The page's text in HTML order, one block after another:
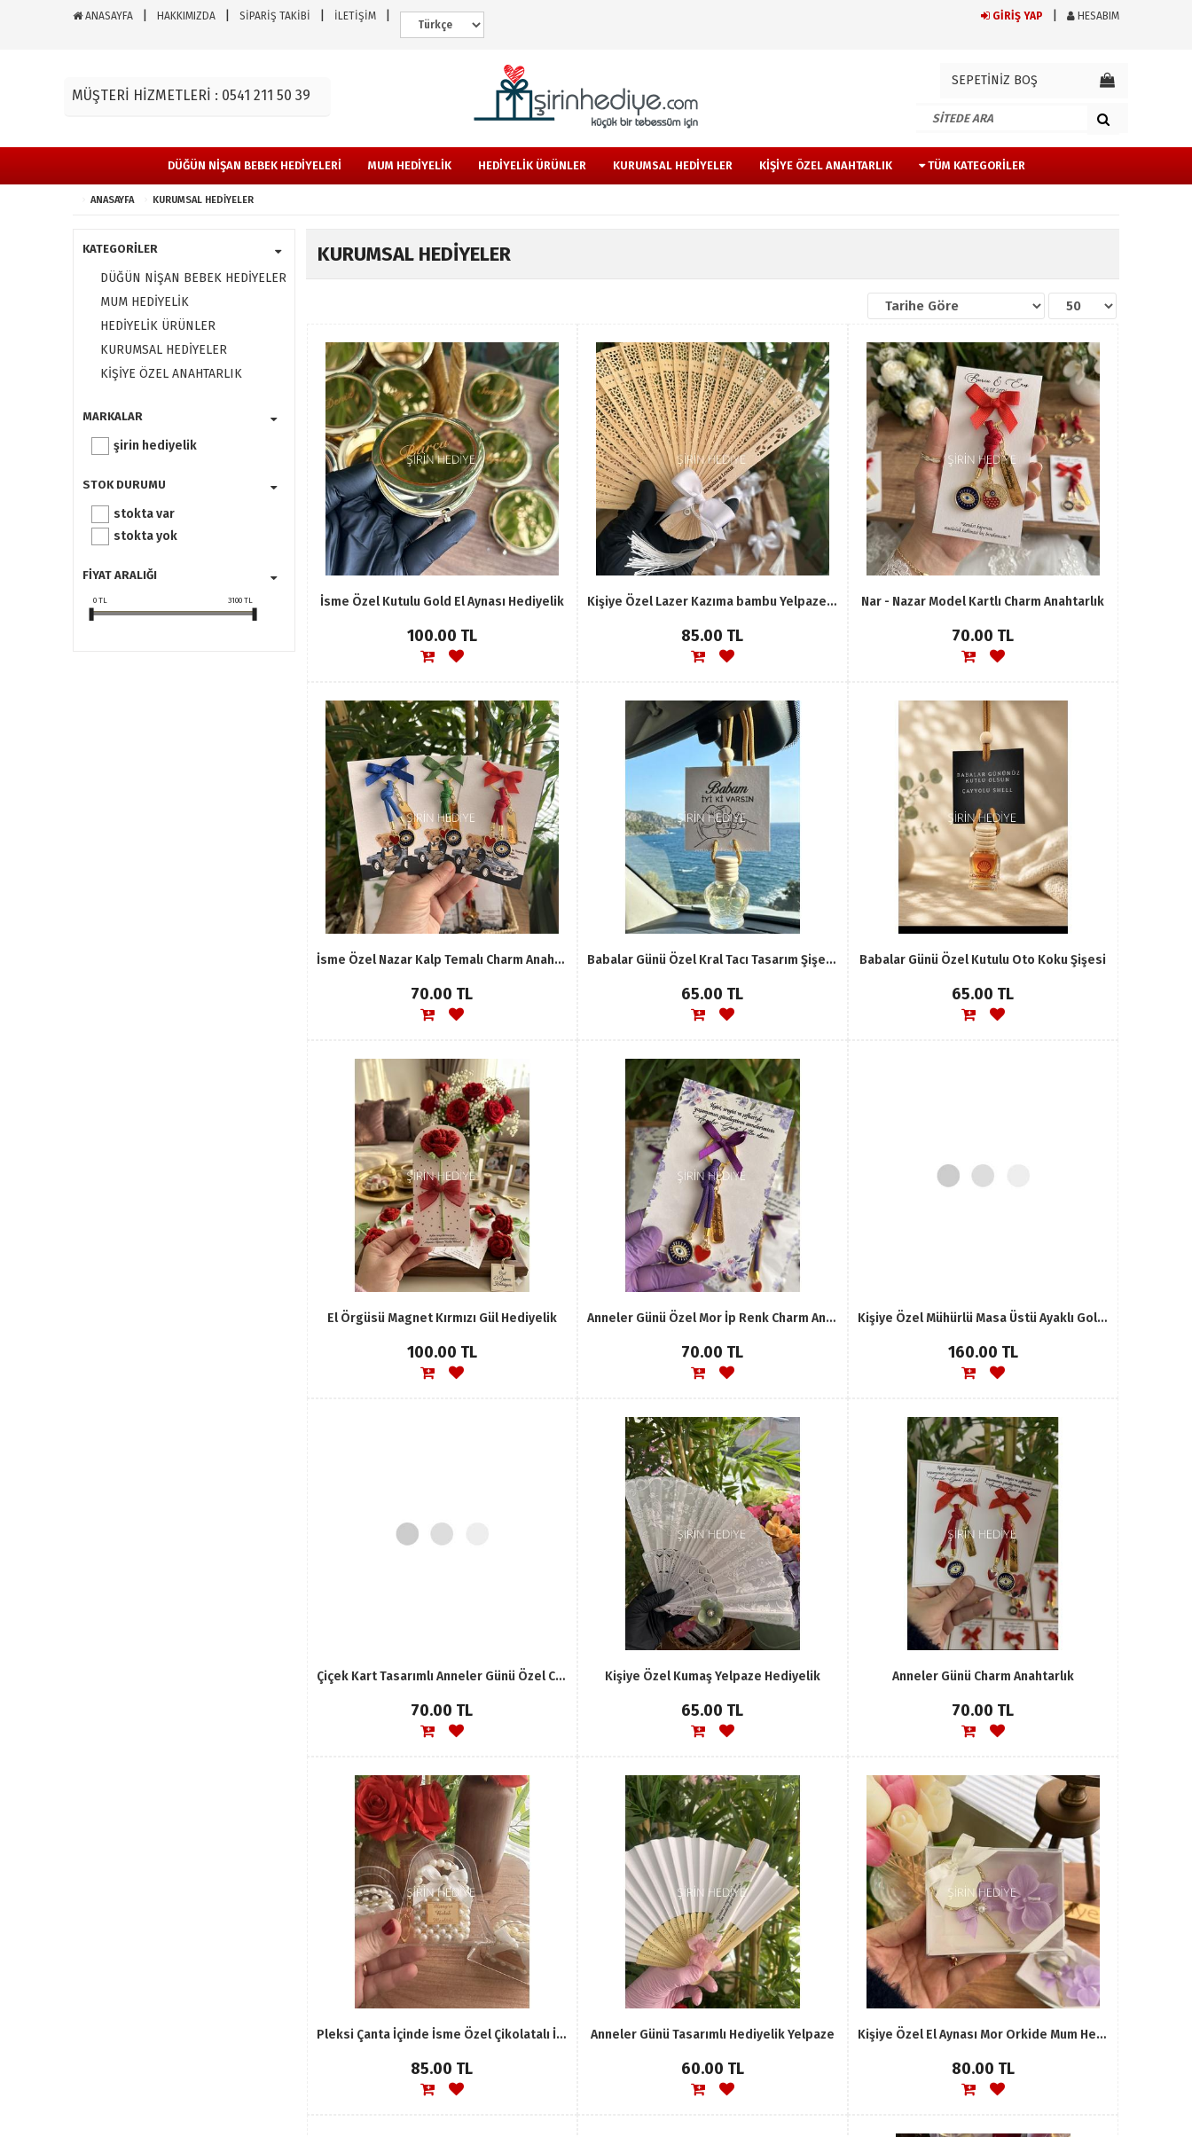
ANASAYFA HAKKIMIZDA SİPARİŞ TAKİBİ İLETİŞİM GİRİŞ YAP HESABIM
MÜŞTERİ HİZMETLERİ : 0541 211 50 39
SEPETİNİZ BOŞ
DÜĞÜN NİŞAN BEBEK HEDİYELERİ MUM HEDİYELİK HEDİYELİK ÜRÜNLER KURUMSAL HEDİYELER KİŞİYE ÖZEL ANAHTARLIK TÜM KATEGORILER
ANASAYFA KURUMSAL HEDİYELER
KATEGORİLER
DÜĞÜN NİŞAN BEBEK HEDİYELERİ
MUM HEDİYELİK
HEDİYELİK ÜRÜNLER
KURUMSAL HEDİYELER
KİŞİYE ÖZEL ANAHTARLIK
MARKALAR
şirin hediyelik
STOK DURUMU
stokta var
stokta yok
FIYAT ARALIĞI
0 TL 3100TL
KURUMSAL HEDİYELER
İsme Özel Kutulu Gold El Aynası Hediyelik
100.00 TL
Kişiye Özel Lazer Kazıma bambu Yelpaze Hediyelik
85.00 TL
Nar - Nazar Model Kartlı Charm Anahtarlık
70.00 TL
İsme Özel Nazar Kalp Temalı Charm Anahtarlık (Ayıcık Tasarım)
70.00 TL
Babalar Günü Özel Kral Tacı Tasarım Şişede Oto Kokusu
65.00 TL
Babalar Günü Özel Kutulu Oto Koku Şişesi
65.00 TL
El Örgüsü Magnet Kırmızı Gül Hediyelik
100.00 TL
Anneler Günü Özel Mor İp Renk Charm Anahtarlık
70.00 TL
Kişiye Özel Mühürlü Masa Üstü Ayaklı Gold Ayna
160.00 TL
Çiçek Kart Tasarımlı Anneler Günü Özel Charm Anahtarlık
70.00 TL
Kişiye Özel Kumaş Yelpaze Hediyelik
65.00 TL
Anneler Günü Charm Anahtarlık
70.00 TL
Pleksi Çanta İçinde İsme Özel Çikolatalı İnci Çanta Anahtarlık Hediyesi
85.00 TL
Anneler Günü Tasarımlı Hediyelik Yelpaze
60.00 TL
Kişiye Özel El Aynası Mor Orkide Mum Hediye Seti
80.00 TL